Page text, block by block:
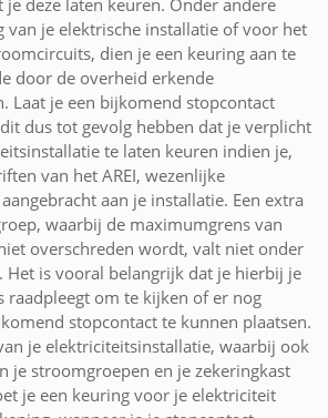
van je elektrische installatie of voor het
dien je een keuring aan te
door de overheid erkende
Laat je een bijkomend stopcontact
dus tot gevolg hebben dat je verplicht
te laten keuren indien je,
van het AREI, wezenlijke
aan je installatie. Een extra
waarbij de maximumgrens van
overschreden wordt, valt niet onder
Het is vooral belangrijk dat je hierbij je
raadpleegt om te kijken of er nog
stopcontact te kunnen plaatsen.
je elektriciteitsinstallatie, waarbij ook
je stroomgroepen en je zekeringkast
je een keuring voor je elektriciteit